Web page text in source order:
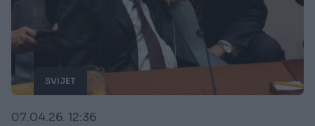
SVIJET
07.04.26. 12:36